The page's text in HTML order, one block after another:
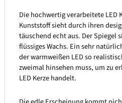
Die hochwertig verarbeitete LED
Kunststoff sieht durch ihren
täuschend echt aus. Der Spiegel
flüssiges Wachs. Ein sehr
der warmweißen LED so
zweimal hinsehen muss, um zu
LED Kerze handelt.